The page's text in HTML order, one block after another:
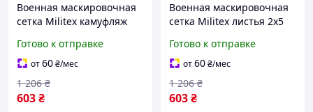
Военная маскировочная
сетка Militex камуфляж
Готово к отправке
от60₴/мес
603₴
1 206 ₴
Военная маскировочная
сетка Militex листья 2х5
Готово к отправке
от60₴/мес
603₴
1 206 ₴